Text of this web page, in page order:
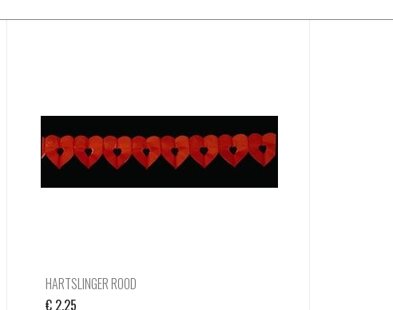
HARTSLINGER ROOD
€ 2,25